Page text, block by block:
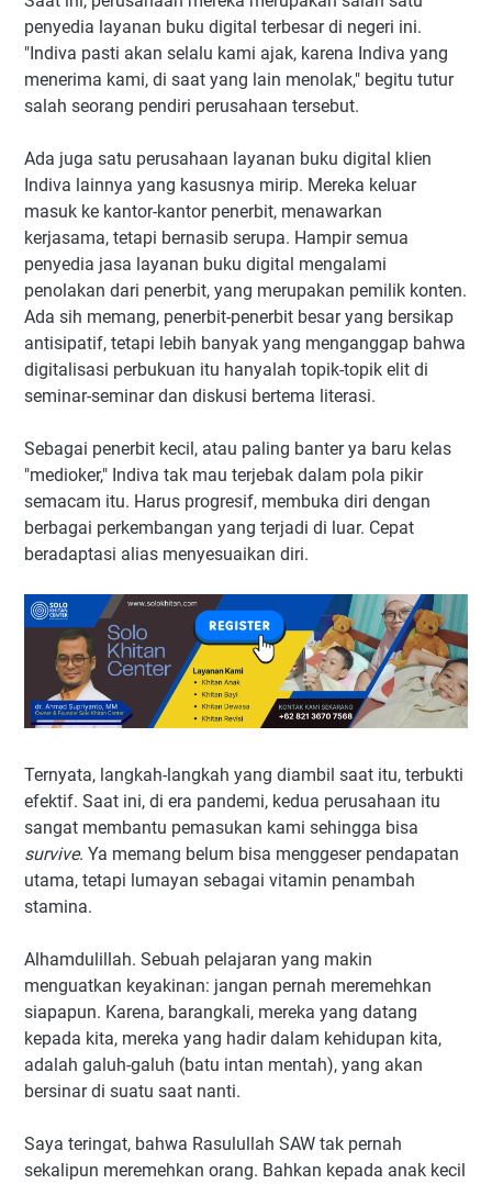
penyedia layanan buku digital terbesar di negeri ini.
"Indiva pasti akan selalu kami ajak, karena Indiva yang
menerima kami, di saat yang lain menolak," begitu tutur
salah seorang pendiri perusahaan tersebut.
Ada juga satu perusahaan layanan buku digital klien
Indiva lainnya yang kasusnya mirip. Mereka keluar
masuk ke kantor-kantor penerbit, menawarkan
kerjasama, tetapi bernasib serupa. Hampir semua
penyedia jasa layanan buku digital mengalami
penolakan dari penerbit, yang merupakan pemilik konten.
Ada sih memang, penerbit-penerbit besar yang bersikap
antisipatif, tetapi lebih banyak yang menganggap bahwa
digitalisasi perbukuan itu hanyalah topik-topik elit di
seminar-seminar dan diskusi bertema literasi.
Sebagai penerbit kecil, atau paling banter ya baru kelas
"medioker," Indiva tak mau terjebak dalam pola pikir
semacam itu. Harus progresif, membuka diri dengan
berbagai perkembangan yang terjadi di luar. Cepat
beradaptasi alias menyesuaikan diri.
Ternyata, langkah-langkah yang diambil saat itu, terbukti
efektif. Saat ini, di era pandemi, kedua perusahaan itu
sangat membantu pemasukan kami sehingga bisa
survive. Ya memang belum bisa menggeser pendapatan
utama, tetapi lumayan sebagai vitamin penambah
stamina.
Alhamdulillah. Sebuah pelajaran yang makin
menguatkan keyakinan: jangan pernah meremehkan
siapapun. Karena, barangkali, mereka yang datang
kepada kita, mereka yang hadir dalam kehidupan kita,
adalah galuh-galuh (batu intan mentah), yang akan
bersinar di suatu saat nanti.
Saya teringat, bahwa Rasulullah SAW tak pernah
sekalipun meremehkan orang. Bahkan kepada anak kecil